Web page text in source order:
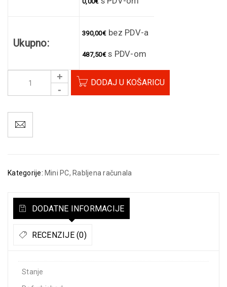
Ukupno:
390,00€ bez PDV-a
487,50€s PDV-om
DODAJ U KOŠARICU
Kategorije: Mini PC, Rabljena računala
DODATNE INFORMACIJE
RECENZIJE (0)
Stanje